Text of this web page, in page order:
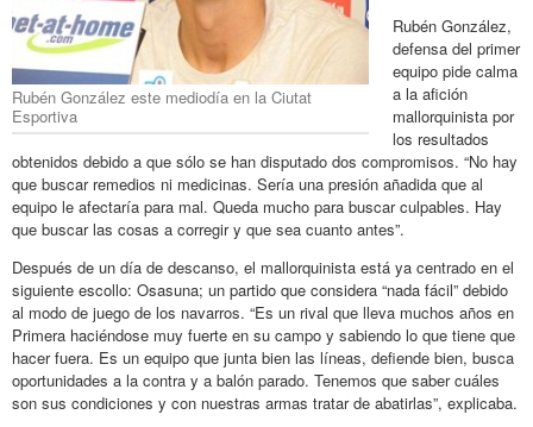
Rubén González este mediodía en la Ciutat
Esportiva
Rubén González,
defensa del primer
equipo pide calma
a la afición
mallorquinista por
los resultados
obtenidos debido a que sólo se han disputado dos compromisos. “No hay
que buscar remedios ni medicinas. Sería una presión añadida que al
equipo le afectaría para mal. Queda mucho para buscar culpables. Hay
que buscar las cosas a corregir y que sea cuanto antes”.
Después de un día de descanso, el mallorquinista está ya centrado en el
siguiente escollo: Osasuna; un partido que considera “nada fácil” debido
al modo de juego de los navarros. “Es un rival que lleva muchos años en
Primera haciéndose muy fuerte en su campo y sabiendo lo que tiene que
hacer fuera. Es un equipo que junta bien las líneas, defiende bien, busca
oportunidades a la contra y a balón parado. Tenemos que saber cuáles
son sus condiciones y con nuestras armas tratar de abatirlas”, explicaba.